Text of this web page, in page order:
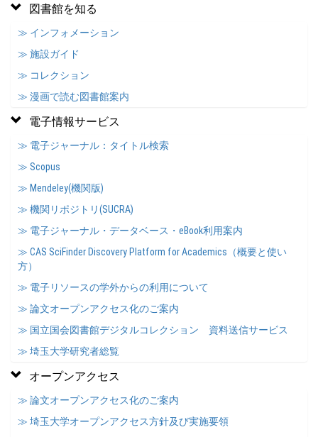
図書館を知る
≫ インフォメーション
≫ 施設ガイド
≫ コレクション
≫ 漫画で読む図書館案内
電子情報サービス
≫ 電子ジャーナル：タイトル検索
≫ Scopus
≫ Mendeley(機関版)
≫ 機関リポジトリ(SUCRA)
≫ 電子ジャーナル・データベース・eBook利用案内
≫ CAS SciFinder Discovery Platform for Academics（概要と使い
方）
≫ 電子リソースの学外からの利用について
≫ 論文オープンアクセス化のご案内
≫ 国立国会図書館デジタルコレクション 資料送信サービス
≫ 埼玉大学研究者総覧
オープンアクセス
≫ 論文オープンアクセス化のご案内
≫ 埼玉大学オープンアクセス方針及び実施要領